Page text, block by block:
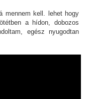
mennem kell. lehet hogy
a hídon, dobozos
egész nyugodtan